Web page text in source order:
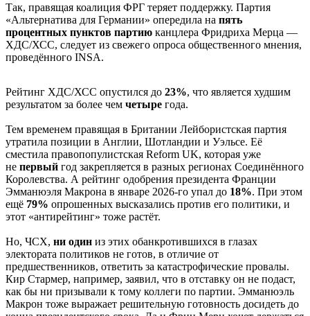
Так, правящая коалиция ФРГ теряет поддержку. Партия
«Альтернатива для Германии» опередила на пять
процентных пунктов партию канцлера Фридриха Мерца —
ХДС/ХСС, следует из свежего опроса общественного мнения,
проведённого INSA.
Рейтинг ХДС/ХСС опустился до 23%, что является худшим
результатом за более чем четыре года.
Тем временем правящая в Британии Лейбористская партия
утратила позиции в Англии, Шотландии и Уэльсе. Её
сместила правопопулистская Reform UK, которая уже
не первый год закрепляется в разных регионах Соединённого
Королевства. А рейтинг одобрения президента Франции
Эмманюэля Макрона в январе 2026-го упал до 18%. При этом
ещё 79% опрошенных высказались против его политики, и
этот «антирейтинг» тоже растёт.
Но, ЧСХ, ни один из этих обанкротившихся в глазах
электората политиков не готов, в отличие от
предшественников, ответить за катастрофические провалы.
Кир Стармер, например, заявил, что в отставку он не подаст,
как бы ни призывали к тому коллеги по партии. Эмманюэль
Макрон тоже выражает решительную готовность досидеть до